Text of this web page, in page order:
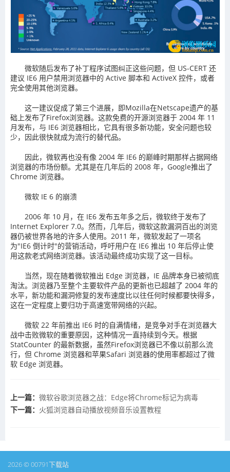
微软随后发布了补丁程序试图纠正这些问题，但 US-CERT 还
建议 IE6 用户禁用浏览器中的 Active 脚本和 ActiveX 控件，或者
完全使用其他浏览器。
这一建议促成了第三个进展，即Mozilla在Netscape遗产的基
础上发布了Firefox浏览器。这款免费的开源浏览器于 2004 年 11
月发布，与 IE6 浏览器相比，它具有很多新功能，安全问题也较
少，因此很快就成为流行的替代品。
因此，微软再也没有像 2004 年 IE6 的巅峰时期那样占据网络
浏览器的市场份额。尤其是在几年后的 2008 年，Google推出了
Chrome 浏览器。
微软 IE 6 的崩溃
2006 年 10 月，在 IE6 发布五年多之后，微软终于发布了
Internet Explorer 7.0。然而，几年后，微软这款漏洞百出的浏览
器仍被世界各地的许多人使用。2011 年，微软发起了一项名
为"IE6 倒计时"的营销活动，呼吁用户在 IE6 推出 10 年后停止使
用这款老式网络浏览器。该活动最终成功实现了这一目标。
当然，现在随着微软推出 Edge 浏览器，IE 品牌本身已被彻底
淘汰。浏览器乃至整个主要软件产品的更新也已超越了 2004 年的
水平，新功能和漏洞修复的发布速度比以往任何时候都要快得多，
这在一定程度上要归功于高速宽带网络的兴起。
微软 22 年前推出 IE6 时的自满情绪，是竞争对手在浏览器大
战中击败微软的重要原因，这种情况一直持续到今天。根据
StatCounter 的最新数据，虽然Firefox浏览器已不像以前那么流
行，但 Chrome 浏览器和苹果Safari 浏览器的使用率都超过了微
软 Edge 浏览器。
上一篇： 微软谷歌浏览器之战：Edge将Chrome标记为病毒
下一篇： 火狐浏览器自动播放视频音乐设置教程
2026 © 00791下载站